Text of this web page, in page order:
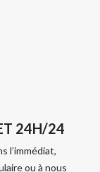
24H/24
l’immédiat,
ou à nous